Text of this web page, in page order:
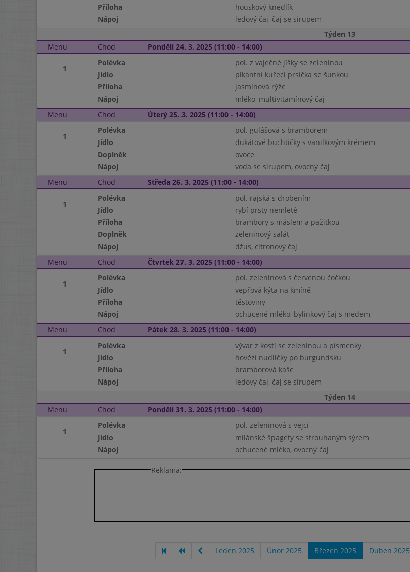
Příloha
houskový knedlík
Nápoj
ledový čaj, čaj se sirupem
Týden 13
Menu
Chod Pondělí 24. 3. 2025 (11:00 - 14:00)
1
Polévka pol. z vaječné jíšky se zeleninou
Jídlo
pikantní kuřecí prsíčka se šunkou
Příloha
jasmínová rýže
Nápoj
mléko, multivitamínový čaj
Menu
Chod Úterý 25. 3. 2025 (11:00 - 14:00)
1
Polévka pol. gulášová s bramborem
Jídlo
dukátové buchtičky s vanilkovým krémem
Doplněk
ovoce
Nápoj
voda se sirupem, ovocný čaj
Menu
Chod Středa 26. 3. 2025 (11:00 - 14:00)
1
Polévka pol. rajská s drobením
Jídlo
rybí prsty nemleté
Příloha
brambory s máslem a pažitkou
Doplněk
zeleninový salát
Nápoj
džus, citronový čaj
Menu
Chod Čtvrtek 27. 3. 2025 (11:00 - 14:00)
1
Polévka pol. zeleninová s červenou čočkou
Jídlo
vepřová kýta na kmíně
Příloha
těstoviny
Nápoj
ochucené mléko, bylinkový čaj s medem
Menu
Chod Pátek 28. 3. 2025 (11:00 - 14:00)
1
Polévka vývar z kostí se zeleninou a písmenky
Jídlo
hovězí nudličky po burgundsku
Příloha
bramborová kaše
Nápoj
ledový čaj, čaj se sirupem
Týden 14
Menu
Chod Pondělí 31. 3. 2025 (11:00 - 14:00)
1
Polévka pol. zeleninová s vejci
Jídlo
milánské špagety se strouhaným sýrem
Nápoj
ochucené mléko, ovocný čaj
Reklama:
Leden 2025 Únor 2025 Březen 2025 Duben 2025